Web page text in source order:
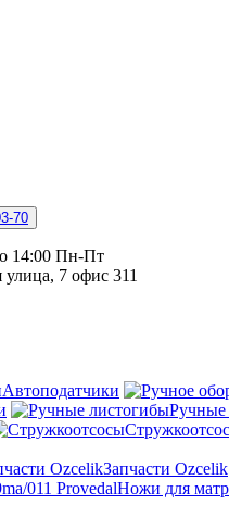
03-70
14:00 Пн-Пт
улица, 7 офис 311
Автоподатчики
Ручные
Запчасти Ozcelik
Ножи для